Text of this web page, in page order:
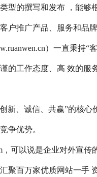
型的撰写和发布 ，能够
户推广产品、服务和品
）一直秉持“
的工作态度、高 效的服
新、诚信、共赢”的核
争优势。
，可以说是企业对外宣
聚百万家优质网站一手